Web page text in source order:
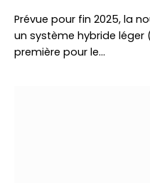
Prévue pour fin 2025, la
un système hybride léger
première pour le…